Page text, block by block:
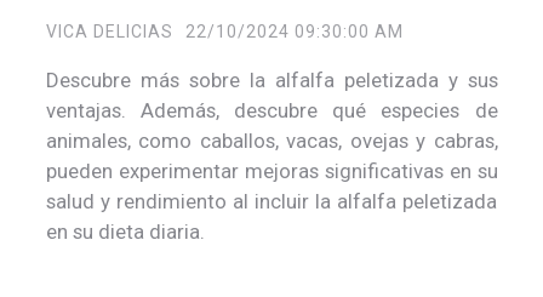
VICA DELICIAS 22/10/2024 09:30:00 AM
Descubre más sobre la alfalfa peletizada y sus
ventajas. Además, descubre qué especies de
animales, como caballos, vacas, ovejas y cabras,
pueden experimentar mejoras significativas en su
salud y rendimiento al incluir la alfalfa peletizada
en su dieta diaria.